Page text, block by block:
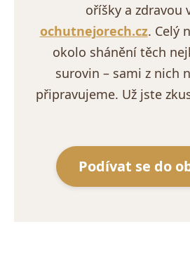
oříšky a zdravou
ochutnejorech.cz. Celý náš svět se točí
okolo shánění těch
surovin – sami z nich
připravujeme. Už jste
Podívat se do